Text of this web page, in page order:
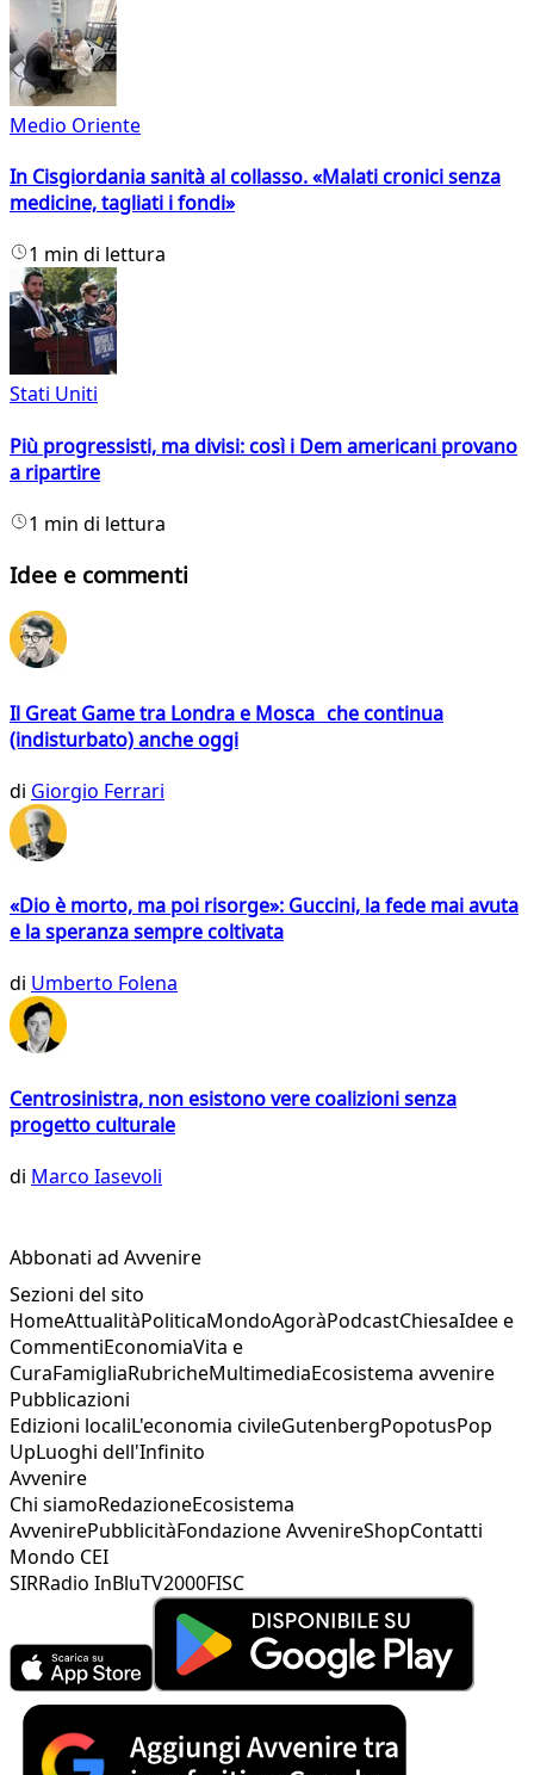
Medio Oriente
In Cisgiordania sanità al collasso. «Malati cronici senza
medicine, tagliati i fondi»
1 min di lettura
Stati Uniti
Più progressisti, ma divisi: così i Dem americani provano
a ripartire
1 min di lettura
Idee e commenti
Il Great Game tra Londra e Mosca che continua
(indisturbato) anche oggi
di Giorgio Ferrari
«Dio è morto, ma poi risorge»: Guccini, la fede mai avuta
e la speranza sempre coltivata
di Umberto Folena
Centrosinistra, non esistono vere coalizioni senza
progetto culturale
di Marco Iasevoli
Abbonati ad Avvenire
Sezioni del sito
HomeAttualitàPoliticaMondoAgoràPodcastChiesaIdee e
CommentiEconomiaVita e
CuraFamigliaRubricheMultimediaEcosistema avvenire
Pubblicazioni
Edizioni localiL'economia civileGutenbergPopotusPop
UpLuoghi dell'Infinito
Avvenire
Chi siamoRedazioneEcosistema
AvvenirePubblicitàFondazione AvvenireShopContatti
Mondo CEI
SIRRadio InBluTV2000FISC